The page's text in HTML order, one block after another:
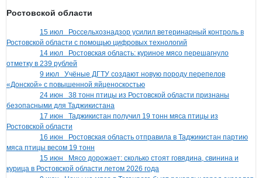
Ростовской области
15 июл Россельхознадзор усилил ветеринарный контроль в
Ростовской области с помощью цифровых технологий
14 июл Ростовская область: куриное мясо перешагнуло
отметку в 239 рублей
9 июл Учёные ДГТУ создают новую породу перепелов
«Донской» с повышенной яйценоскостью
24 июн 38 тонн птицы из Ростовской области признаны
безопасными для Таджикистана
17 июн Таджикистан получил 19 тонн мяса птицы из
Ростовской области
16 июн Ростовская область отправила в Таджикистан партию
мяса птицы весом 19 тонн
15 июн Мясо дорожает: сколько стоят говядина, свинина и
курица в Ростовской области летом 2026 года